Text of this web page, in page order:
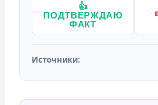
👍
ПОДТВЕРЖДАЮ
ФАКТ
Источники: